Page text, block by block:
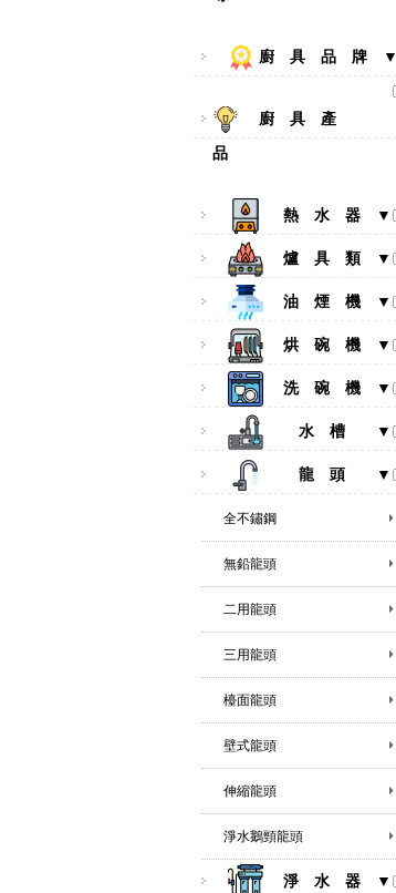
廚 具 品 牌 ▼
廚 具 產
品
熱 水 器 ▼
爐 具 類 ▼
油 煙 機 ▼
烘 碗 機 ▼
洗 碗 機 ▼
水 槽 ▼
龍 頭 ▼
全不鏽鋼
無鉛龍頭
二用龍頭
三用龍頭
檯面龍頭
壁式龍頭
伸縮龍頭
淨水鵝頸龍頭
淨 水 器 ▼